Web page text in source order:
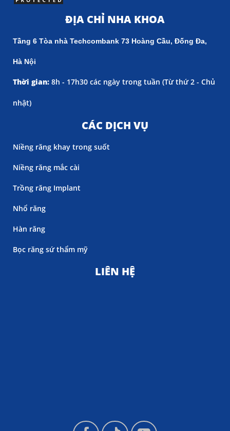
ĐỊA CHỈ NHA KHOA
Tầng 6 Tòa nhà Techcombank 73 Hoàng Cầu, Đống Đa,
Hà Nội
Thời gian: 8h - 17h30 các ngày trong tuần (Từ thứ 2 - Chủ
nhật)
CÁC DỊCH VỤ
Niềng răng khay trong suốt
Niềng răng mắc cài
Trồng răng Implant
Nhổ răng
Hàn răng
Bọc răng sứ thẩm mỹ
LIÊN HỆ